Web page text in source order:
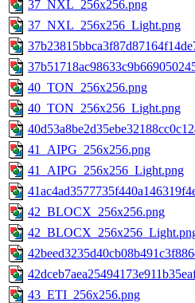
37_NXL_256x256.png
37_NXL_256x256_Light.png
40_TON_256x256.png
40_TON_256x256_Light.png
41_AIPG_256x256.png
41_AIPG_256x256_Light.png
42_BLOCX_256x256.png
43_ETI_256x256.png